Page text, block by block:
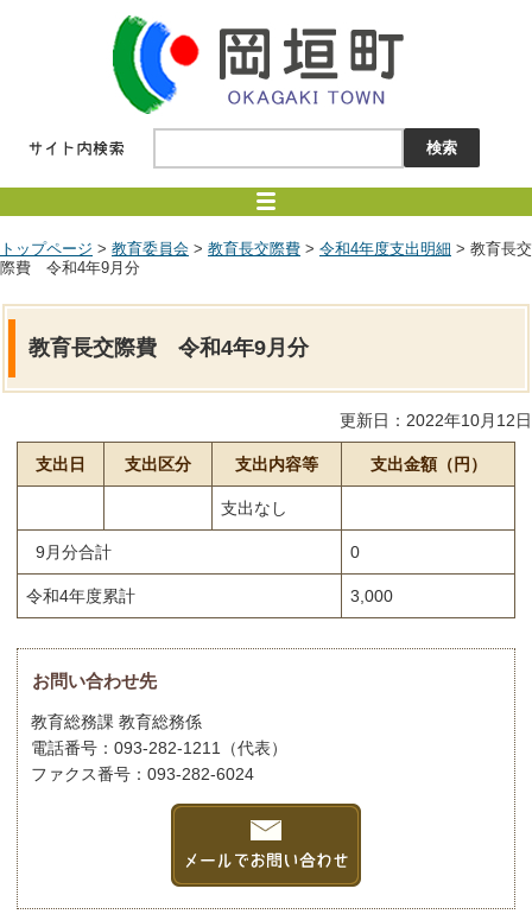
トップページ > 教育委員会 > 教育長交際費 > 令和4年度支出明細 > 教育長交
際費 令和4年9月分
教育長交際費 令和4年9月分
更新日：2022年10月12日
支出日 支出区分 支出内容等 支出金額（円）
支出なし
9月分合計 0
令和4年度累計 3,000
お問い合わせ先
教育総務課 教育総務係
電話番号：093-282-1211（代表）
ファクス番号：093-282-6024